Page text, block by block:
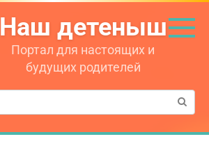
Наш детеныш
Портал для настоящих и
будущих родителей